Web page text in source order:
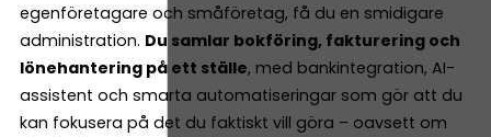
egenföretagare och småföretag, få du en smidigare
administration. Du samlar bokföring, fakturering och
lönehantering på ett ställe, med bankintegration, AI-
assistent och smarta automatiseringar som gör att du
kan fokusera på det du faktiskt vill göra – oavsett om